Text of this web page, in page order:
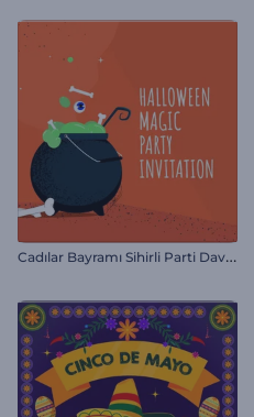
C
adılar Bayramı Sihirli Parti Davetiyesi